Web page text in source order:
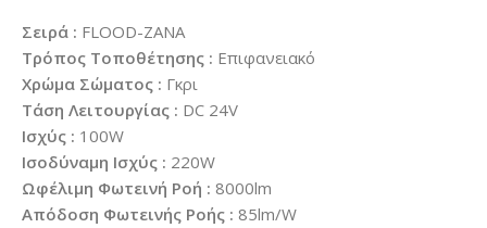
Σειρά : FLOOD-ZANA
Τρόπος Τοποθέτησης : Επιφανειακό
Χρώμα Σώματος : Γκρι
Τάση Λειτουργίας : DC 24V
Ισχύς : 100W
Ισοδύναμη Ισχύς : 220W
Ωφέλιμη Φωτεινή Ροή : 8000lm
Απόδοση Φωτεινής Ροής : 85lm/W